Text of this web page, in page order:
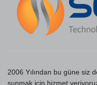
2006 Yılından bu güne siz
sunmak için hizmet